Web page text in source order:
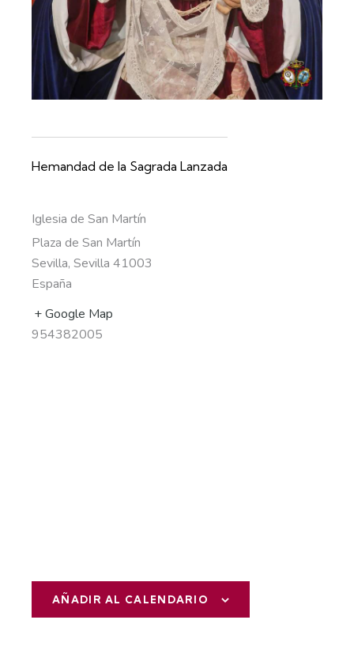
Hemandad de la Sagrada Lanzada
Iglesia de San Martín
Plaza de San Martín
Sevilla, Sevilla 41003
España
+ Google Map
954382005
AÑADIR AL CALENDARIO